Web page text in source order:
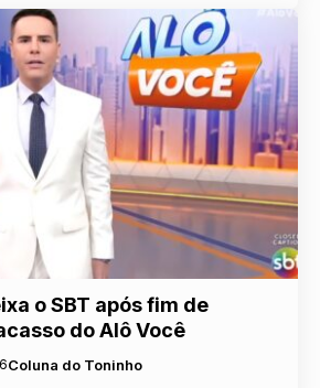
o SBT após fim de
do Alô Você
Coluna do Toninho